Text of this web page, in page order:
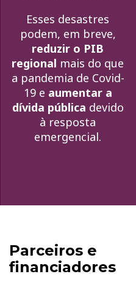
Esses desastres
podem, em breve,
reduzir o PIB
regional mais do que
a pandemia de Covid-
19 e aumentar a
dívida pública devido
à resposta
emergencial.
Parceiros e
financiadores